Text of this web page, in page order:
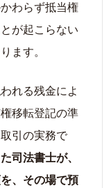
わらず抵当権
が起こらない
ます。
れる残金によ
移転登記の準
引の実務で
司法書士が、
、その場で預